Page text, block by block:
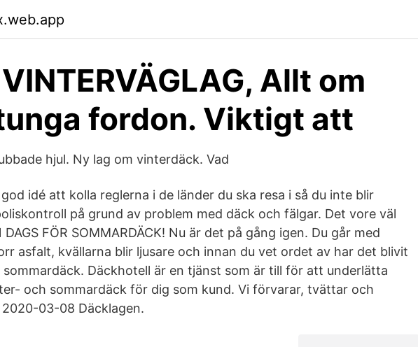
Allt om
fordon. Viktigt att
hjul. Ny lag om vinterdäck. Vad
idé att kolla reglerna i de länder du ska resa i så du inte blir
på grund av problem med däck och fälgar. Det vore väl
FÖR SOMMARDÄCK! Nu är det på gång igen. Du går med
asfalt, kvällarna blir ljusare och innan du vet ordet av har det blivit
Däckhotell är en tjänst som är till för att underlätta
och sommardäck för dig som kund. Vi förvarar, tvättar och
03-08 Däcklagen.